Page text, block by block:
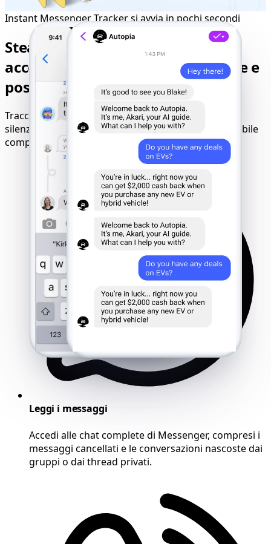
Instant Messenger Tracker si avvia in pochi secondi
Stealth FB Messenger Tracker:
accesso invisibile a chat, chiamate e
posizione
Traccia tutte le attività di FB Messenger in modo
silenzioso dopo l'avvio istantaneo. La modalità invisibile
completa è sempre attiva in background.
Leggi i messaggi
Accedi alle chat complete di Messenger, compresi i
messaggi cancellati e le conversazioni nascoste dai
gruppi o dai thread privati.